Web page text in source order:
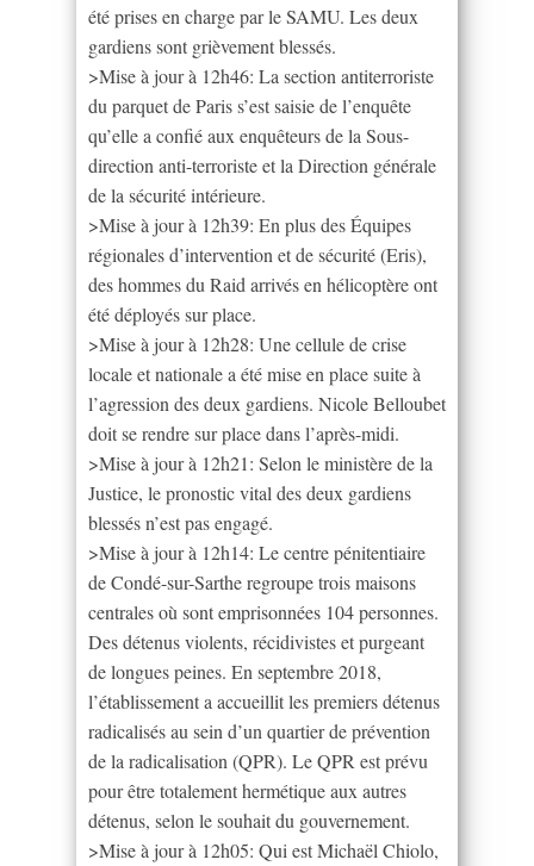
été prises en charge par le SAMU. Les deux
gardiens sont grièvement blessés.
>Mise à jour à 12h46: La section antiterroriste
du parquet de Paris s’est saisie de l’enquête
qu’elle a confié aux enquêteurs de la Sous-
direction anti-terroriste et la Direction générale
de la sécurité intérieure.
>Mise à jour à 12h39: En plus des Équipes
régionales d’intervention et de sécurité (Eris),
des hommes du Raid arrivés en hélicoptère ont
été déployés sur place.
>Mise à jour à 12h28: Une cellule de crise
locale et nationale a été mise en place suite à
l’agression des deux gardiens. Nicole Belloubet
doit se rendre sur place dans l’après-midi.
>Mise à jour à 12h21: Selon le ministère de la
Justice, le pronostic vital des deux gardiens
blessés n’est pas engagé.
>Mise à jour à 12h14: Le centre pénitentiaire
de Condé-sur-Sarthe regroupe trois maisons
centrales où sont emprisonnées 104 personnes.
Des détenus violents, récidivistes et purgeant
de longues peines. En septembre 2018,
l’établissement a accueillit les premiers détenus
radicalisés au sein d’un quartier de prévention
de la radicalisation (QPR). Le QPR est prévu
pour être totalement hermétique aux autres
détenus, selon le souhait du gouvernement.
>Mise à jour à 12h05: Qui est Michaël Chiolo,